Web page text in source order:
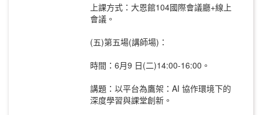
上課方式：大恩館104國際會議廳+線上
會議。
(五)第五場(講師場)：
時間：6月9 日(二)14:00-16:00。
講題：以平台為鷹架：AI 協作環境下的
深度學習與課堂創新。